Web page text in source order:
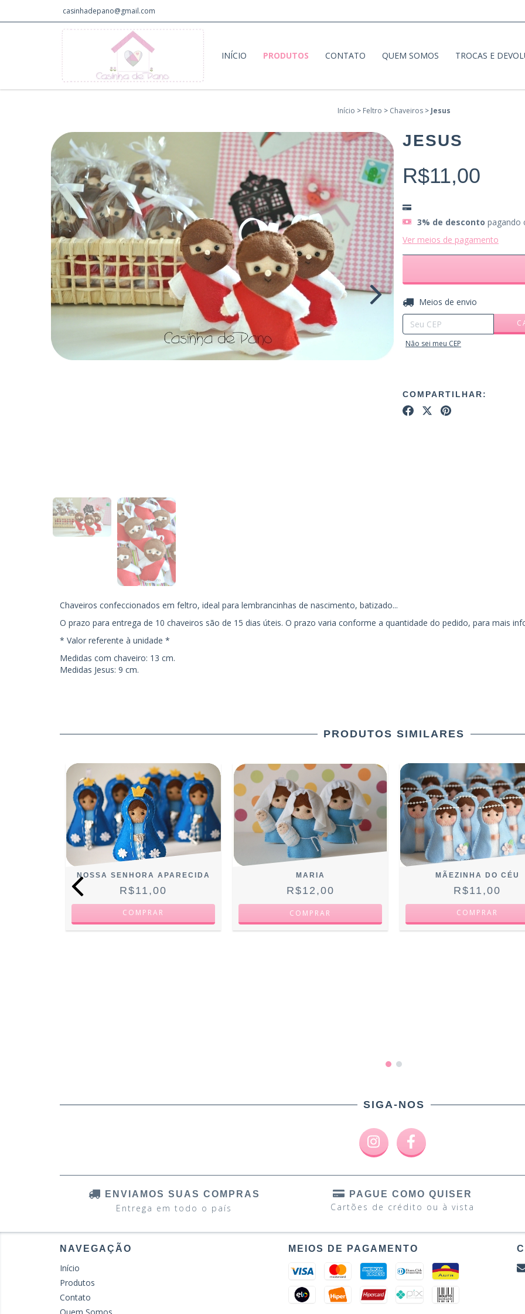
casinhadepano@gmail.com
INÍCIO PRODUTOS CONTATO QUEM SOMOS TROCAS E
Início > Feltro > Chaveiros > Jesus
JESUS
R$11,00
3% de desconto pagando
Ver meios de pagamento
Entregas para o CEP:
Meios de envio
Não sei meu CEP
COMPARTILHAR:
Chaveiros confeccionados em feltro, ideal para lembrancinhas de nascimento, batizado...
O prazo para entrega de 10 chaveiros são de 15 dias úteis. O prazo varia conforme a quantidade do pedido, para mais
* Valor referente à unidade *
Medidas com chaveiro: 13 cm.
Medidas Jesus: 9 cm.
PRODUTOS SIMILARES
NOSSA SENHORA APARECIDA
R$11,00
MARIA
R$12,00
MÃEZINHA DO CÉU
R$11,00
SIGA-NOS
ENVIAMOS SUAS COMPRAS
Entrega em todo o país
PAGUE COMO QUISER
Cartões de crédito ou à vista
NAVEGAÇÃO
Início
Produtos
Contato
Quem Somos
MEIOS DE PAGAMENTO